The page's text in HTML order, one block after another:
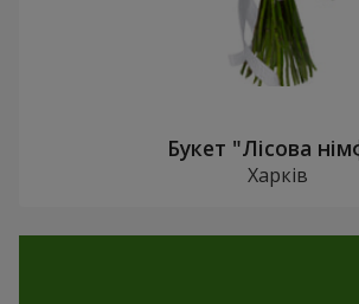
Букет "Лісова
Харків